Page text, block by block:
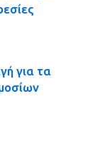
για τα